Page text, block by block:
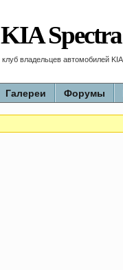
KIA
клуб владельцев автомобилей
Галереи Форумы